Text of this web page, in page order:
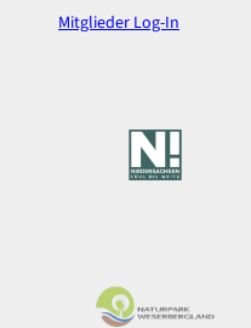
Mitglieder Log-In